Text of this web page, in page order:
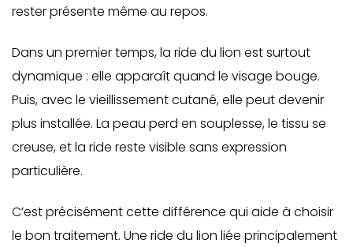
rester présente même au repos.
Dans un premier temps, la ride du lion est surtout
dynamique : elle apparaît quand le visage bouge.
Puis, avec le vieillissement cutané, elle peut devenir
plus installée. La peau perd en souplesse, le tissu se
creuse, et la ride reste visible sans expression
particulière.
C’est précisément cette différence qui aide à choisir
le bon traitement. Une ride du lion liée principalement